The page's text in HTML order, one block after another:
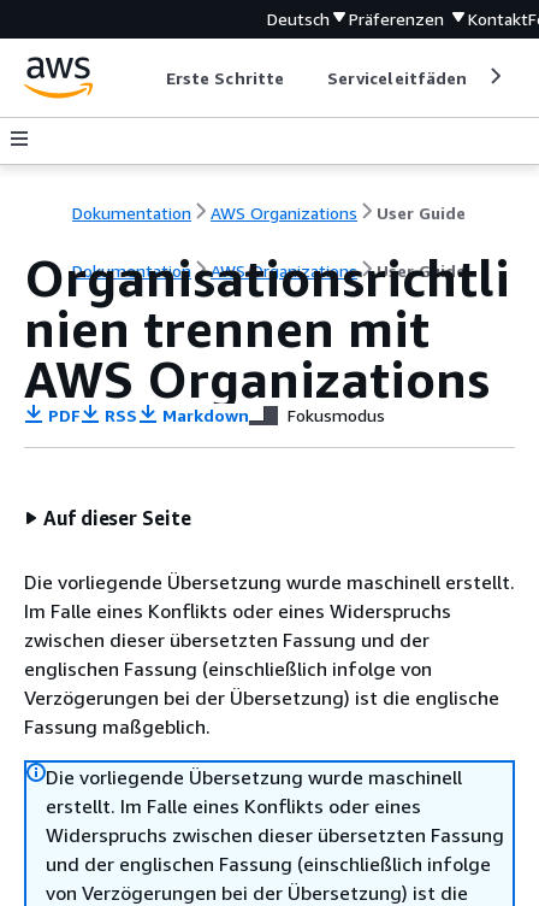
Deutsch Präferenzen Kontakt
Erste Schritte Serviceleitfäden
Dokumentation AWS Organizations User Guide
Dokumentation AWS Organizations User Guide
Organisationsrichtli
nien trennen mit
AWS Organizations
PDF RSS Markdown Fokusmodus
Auf dieser Seite
Die vorliegende Übersetzung wurde maschinell erstellt.
Im Falle eines Konflikts oder eines Widerspruchs
zwischen dieser übersetzten Fassung und der
englischen Fassung (einschließlich infolge von
Verzögerungen bei der Übersetzung) ist die englische
Fassung maßgeblich.
Die vorliegende Übersetzung wurde maschinell
erstellt. Im Falle eines Konflikts oder eines
Widerspruchs zwischen dieser übersetzten Fassung
und der englischen Fassung (einschließlich infolge
von Verzögerungen bei der Übersetzung) ist die